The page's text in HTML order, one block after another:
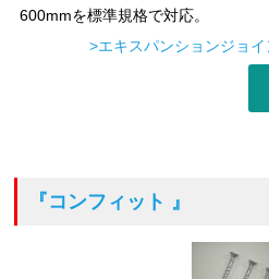
600mmを標準規格で対応。
>エキスパンションジョ
『コンフィット 』